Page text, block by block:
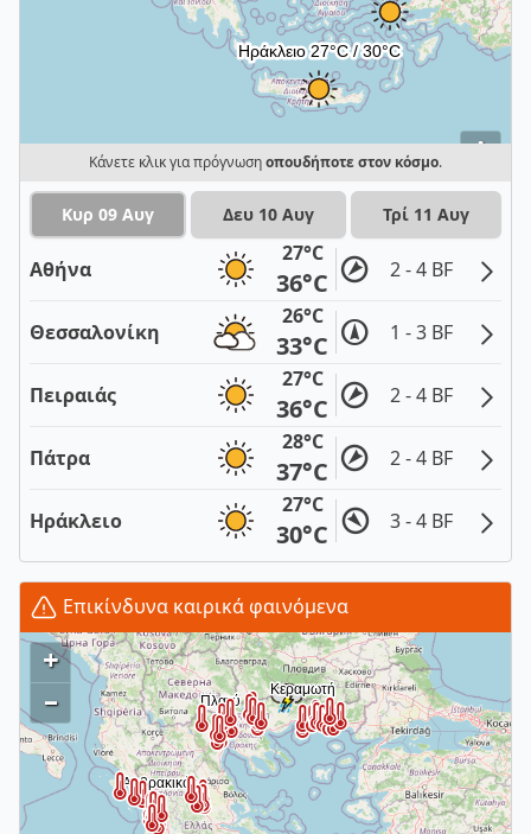
i
Κάνετε κλικ για πρόγνωσηοπουδήποτε στον κόσμο.
Κυρ 09 Αυγ Δευ 10 Αυγ Τρί 11 Αυγ
Αθήνα
27°C
36°C 2 - 4 BF
Θεσσαλονίκη
26°C
33°C 1 - 3 BF
Πειραιάς
27°C
36°C 2 - 4 BF
Πάτρα
28°C
37°C 2 - 4 BF
Ηράκλειο
27°C
30°C 3 - 4 BF
Επικίνδυνα καιρικά φαινόμενα
+
–